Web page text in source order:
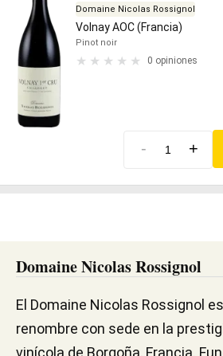
Domaine Nicolas Rossignol
Volnay AOC (Francia)
Pinot noir
0 opiniones
- +
Domaine Nicolas Rossignol
El Domaine Nicolas Rossignol
renombre con sede en la
vinícola de Borgoña, Francia.